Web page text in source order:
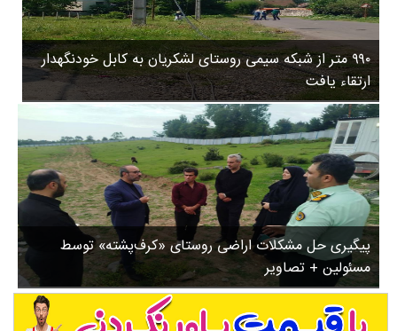
روستاها
ورزشی
سیاسی
چندرسانه ای
مسیر گردشگری دیلمان
درباره ما
۹۹۰ متر از شبکه سیمی روستای لشکریان به کابل خودنگهدار
ارتقاء یافت
پیگیری حل مشکلات اراضی روستای «کرف‌پشته» توسط
مسئولین + تصاویر
۳
۵
۸
ب
ا
ز
ن
ش
س
ت
ش
د
.